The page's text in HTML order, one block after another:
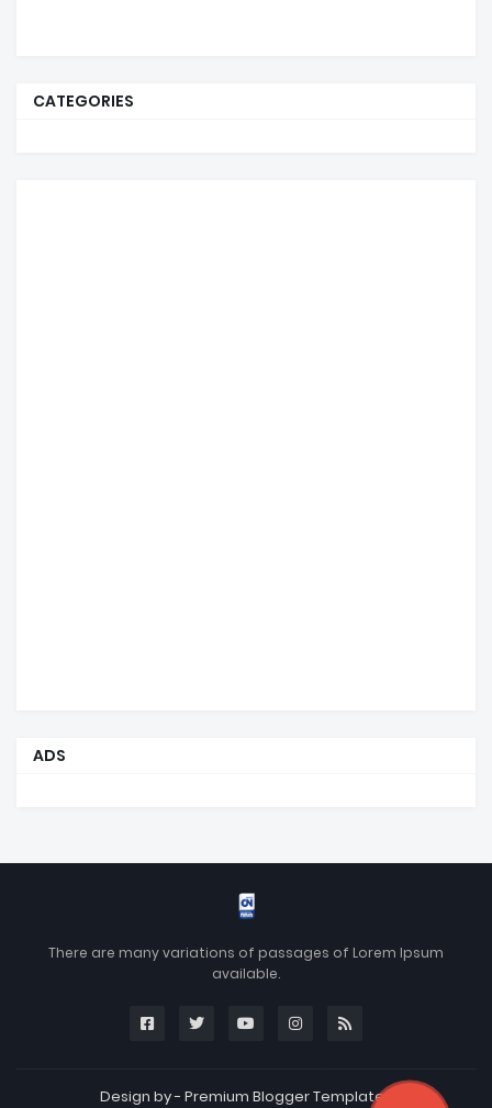
CATEGORIES
ADS
There are many variations of passages of Lorem Ipsum
available.
Design by - Premium Blogger Templates